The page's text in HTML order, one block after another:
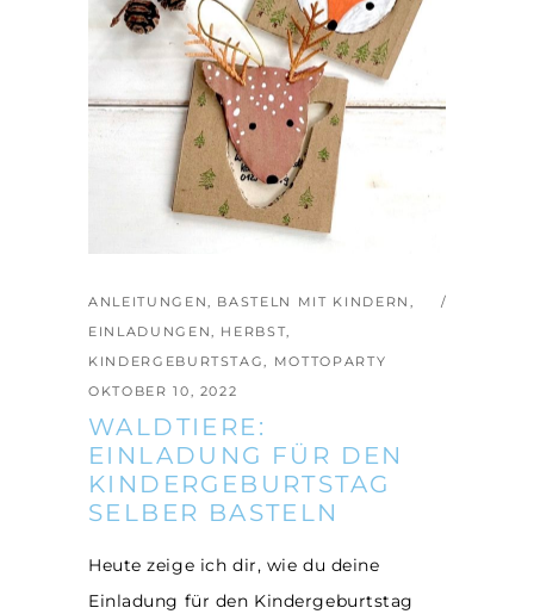
ANLEITUNGEN, BASTELN MIT KINDERN ,
EINLADUNGEN, HERBST,
KINDERGEBURTSTAG, MOTTOPARTY
OKTOBER 10, 2022
WALDTIERE:
EINLADUNG FÜR DEN
KINDERGEBURTSTAG
SELBER BASTELN
Heute zeige ich dir, wie du deine
Einladung für den Kindergeburtstag